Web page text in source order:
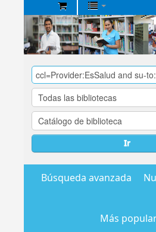
Biblioteca
Central
EsSalud
Ir
Búsqueda avanzada
Más